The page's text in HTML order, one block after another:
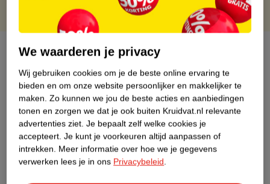
Over dit product
Productinformatie
Etiketinformatie
Nature Impact Score
Dit product heeft (nog) geen Nature
We waarderen je privacy
Wij gebruiken cookies om je de beste online ervaring te
bieden en om onze website persoonlijker en makkelijker te
maken. Zo kunnen we jou de beste acties en aanbiedingen
tonen en zorgen we dat je ook buiten Kruidvat.nl relevante
advertenties ziet. Je bepaalt zelf welke cookies je
accepteert. Je kunt je voorkeuren altijd aanpassen of
intrekken. Meer informatie over hoe we je gegevens
verwerken lees je in ons Privacybeleid.